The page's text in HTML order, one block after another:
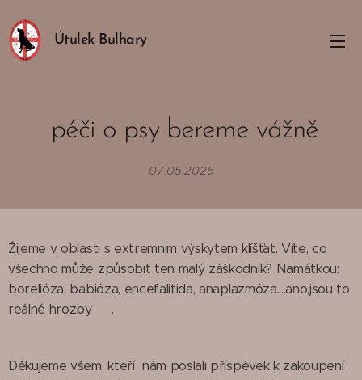
Útulek Bulhary
🪱 péči o psy bereme vážně💊
07.05.2026
Žijeme v oblasti s extremnim výskytem klíšťat. Víte, co
všechno může způsobit ten malý záškodník? Namátkou:
borelióza, babióza, encefalitida, anaplazmóza....ano,jsou to
reálné hrozby 😞.
Děkujeme všem, kteří nám poslali příspěvek k zakoupení